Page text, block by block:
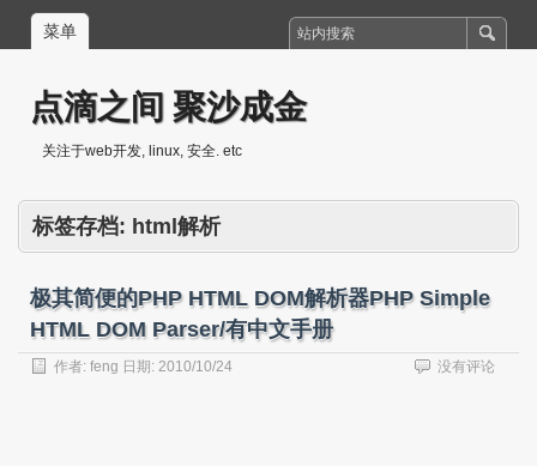
菜单
点滴之间 聚沙成金
关注于web开发, linux, 安全. etc
标签存档: html解析
极其简便的PHP HTML DOM解析器PHP Simple
HTML DOM Parser/有中文手册
作者: feng 日期: 2010/10/24 没有评论